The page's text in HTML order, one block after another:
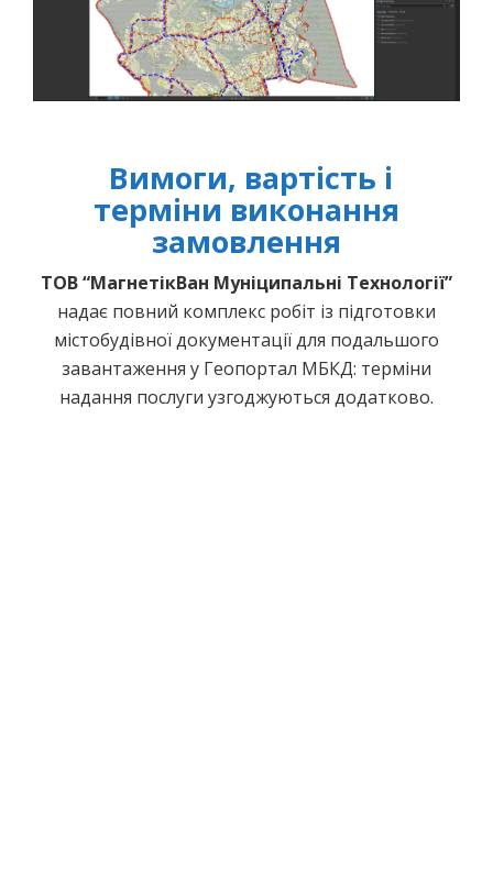
Вимоги, вартість і
терміни виконання
замовлення
ТОВ “МагнетікВан Муніципальні Технології”
надає повний комплекс робіт із підготовки
містобудівної документації для подальшого
завантаження у Геопортал МБКД: терміни
надання послуги узгоджуються додатково.